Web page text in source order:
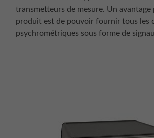
transmetteurs de mesure. Un
produit est de pouvoir fournir tous les
psychrométriques sous forme de